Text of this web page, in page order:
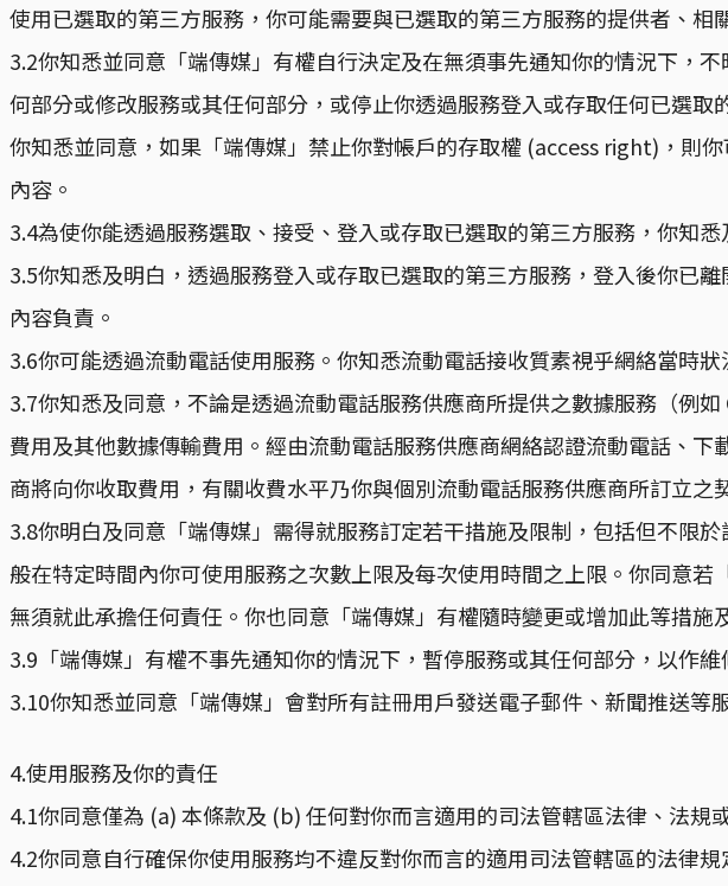
使用已選取的第三方服務，你可能需要與已選取的第三方服務的提供者、相
3.2你知悉並同意「端傳媒」有權自行決定及在無須事先通知你的情況下，
何部分或修改服務或其任何部分，或停止你透過服務登入或存取任何已選
你知悉並同意，如果「端傳媒」禁止你對帳戶的存取權 (access right)，則
內容。
3.4為使你能透過服務選取、接受、登入或存取已選取的第三方服務，你知
3.5你知悉及明白，透過服務登入或存取已選取的第三方服務，登入後你已
內容負責。
3.6你可能透過流動電話使用服務。你知悉流動電話接收質素視乎網絡當時
3.7你知悉及同意，不論是透過流動電話服務供應商所提供之數據服務（例
費用及其他數據傳輸費用。經由流動電話服務供應商網絡認證流動電話、
商將向你收取費用，有關收費水平乃你與個別流動電話服務供應商所訂立
3.8你明白及同意「端傳媒」需得就服務訂定若干措施及限制，包括但不限
般在特定時間內你可使用服務之次數上限及每次使用時間之上限。你同意
無須就此承擔任何責任。你也同意「端傳媒」有權隨時變更或增加此等措施
3.9「端傳媒」有權不事先通知你的情況下，暫停服務或其任何部分，以作
3.10你知悉並同意「端傳媒」會對所有註冊用戶發送電子郵件、新聞推送等
4.使用服務及你的責任
4.1你同意僅為 (a) 本條款及 (b) 任何對你而言適用的司法管轄區法律、法規
4.2你同意自行確保你使用服務均不違反對你而言的適用司法管轄區的法律規